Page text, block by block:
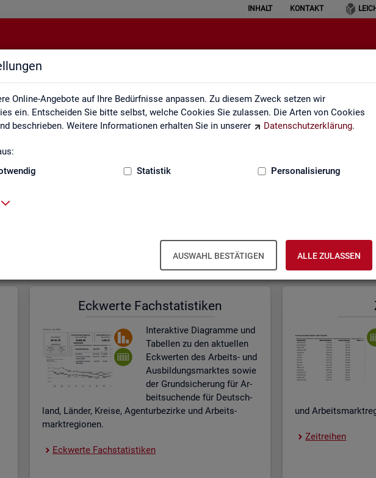
Online-Angebote auf Ihre Bedürfnisse anpassen. Zu diesem Zweck setzen wir
ein. Entscheiden Sie bitte selbst, welche Cookies Sie zulassen. Die Arten von Cookies
beschrieben. Weitere Informationen erhalten Sie in unserer
Datenschutzerklärung.
Statistik Personalisierung
AUSWAHL BESTÄTIGEN ALLE ZULASSEN
INHALT KONTAKT
Interaktive Statistiken
Ar­beits­markt im Über­blick
Eck­wer­te Fach­sta­tis­ti­ken
In­ter­ak­ti­ve Dia­gram­me und
Ta­bel­len zu den ak­tu­el­len
Eck­wer­ten des Ar­beits- und
Aus­bil­dungs­mark­tes sowie
der Grund­si­che­rung für Ar­
beit­su­chen­de für Deutsch­
land, Län­der, Krei­se, Agen­tur­be­zir­ke und Ar­beits­
markt­re­gio­nen.
Eck­wer­te Fach­sta­tis­ti­ken
und
Zeit­rei­hen